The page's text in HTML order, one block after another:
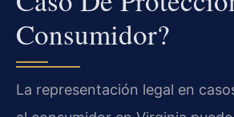
Consumidor?
La representación legal en